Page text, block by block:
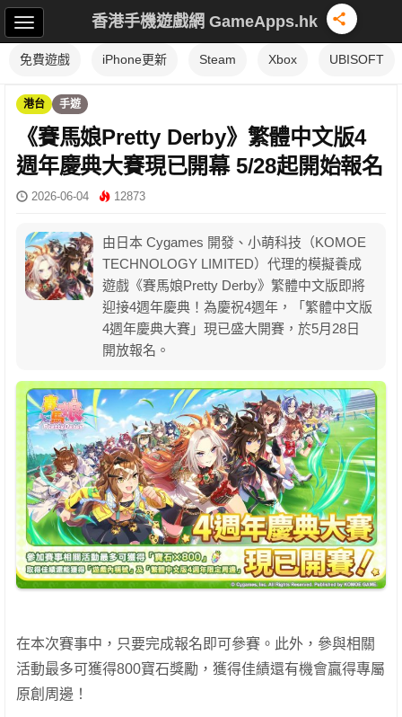
香港手機遊戲網 GameApps.hk
免費遊戲 iPhone更新 Steam Xbox UBISOFT
港台 手遊
《賽馬娘Pretty Derby》繁體中文版4
週年慶典大賽現已開幕 5/28起開始報名
2026-06-04 12873
由日本 Cygames 開發、小萌科技（KOMOE
TECHNOLOGY LIMITED）代理的模擬養成
遊戲《賽馬娘Pretty Derby》繁體中文版即將
迎接4週年慶典！為慶祝4週年，「繁體中文版
4週年慶典大賽」現已盛大開賽，於5月28日
開放報名。
在本次賽事中，只要完成報名即可參賽。此外，參與相關
活動最多可獲得800寶石獎勵，獲得佳績還有機會贏得專屬
原創周邊！